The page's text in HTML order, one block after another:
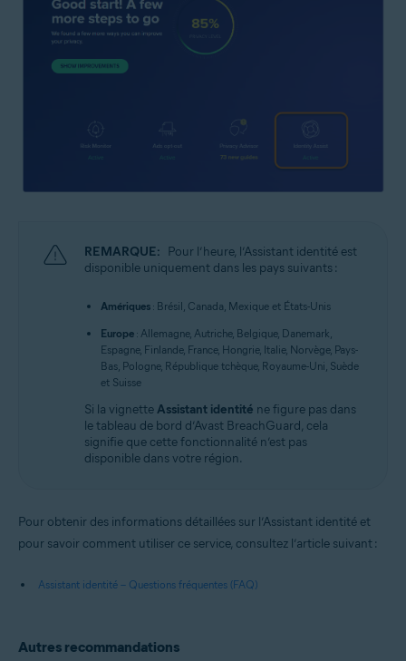
REMARQUE: Pour l’heure, l’Assistant identité est
disponible uniquement dans les pays suivants :
Amériques : Brésil, Canada, Mexique et États-Unis
Europe : Allemagne, Autriche, Belgique, Danemark,
Espagne, Finlande, France, Hongrie, Italie, Norvège, Pays-
Bas, Pologne, République tchèque, Royaume-Uni, Suède
et Suisse
Si la vignetteAssistant identité ne figure pas dans
le tableau de bord d’Avast BreachGuard, cela
signifie que cette fonctionnalité n’est pas
disponible dans votre région.
Pour obtenir des informations détaillées sur l’Assistant identité et
pour savoir comment utiliser ce service, consultez l’article suivant :
Assistant identité – Questions fréquentes (FAQ)
Autres recommandations